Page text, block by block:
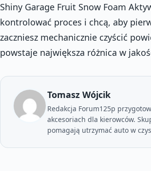
Shiny Garage Fruit Snow Foam
kontrolować proces i chcą, aby
zaczniesz mechanicznie czyścić
powstaje największa różnica w
Tomasz Wójcik
Redakcja Forum125p
akcesoriach dla kierowców.
pomagają utrzymać auto w